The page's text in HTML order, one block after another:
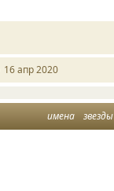
16 апр 2020
имена звезды